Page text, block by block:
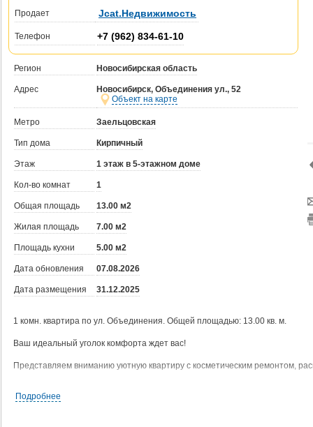
Продает Jcat.Недвижимость
Телефон +7 (962) 834-61-10
Регион Новосибирская область
Адрес
Новосибирск, Объединения ул., 52
Объект на карте
Метро Заельцовская
Тип дома Кирпичный
Этаж 1 этаж в 5-этажном доме
Кол-во комнат 1
Общая площадь 13.00 м2
Жилая площадь 7.00 м2
Площадь кухни 5.00 м2
Дата обновления 07.08.2026
Дата размещения 31.12.2025
1 комн. квартира по ул. Объединения. Общей площадью: 13.00 кв. м.
Ваш идеальный уголок комфорта ждет вас!
Представляем вниманию уютную квартиру с косметическим ремонтом,
Подробнее